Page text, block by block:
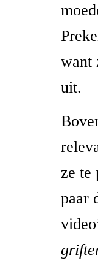
want
uit.
ze te
paar